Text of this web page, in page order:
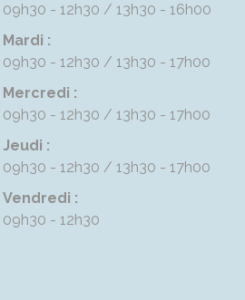
09h30 - 12h30
13h30 - 16h00
Mardi :
09h30 - 12h30
13h30 - 17h00
Mercredi :
09h30 - 12h30
13h30 - 17h00
Jeudi :
09h30 - 12h30
13h30 - 17h00
Vendredi :
09h30 - 12h30